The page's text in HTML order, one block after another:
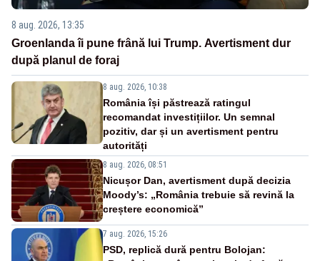
8 aug. 2026, 13:35
Groenlanda îi pune frână lui Trump. Avertisment dur
după planul de foraj
8 aug. 2026, 10:38
România își păstrează ratingul
recomandat investițiilor. Un semnal
pozitiv, dar și un avertisment pentru
autorități
8 aug. 2026, 08:51
Nicușor Dan, avertisment după decizia
Moody’s: „România trebuie să revină la
creștere economică”
7 aug. 2026, 15:26
PSD, replică dură pentru Bolojan: